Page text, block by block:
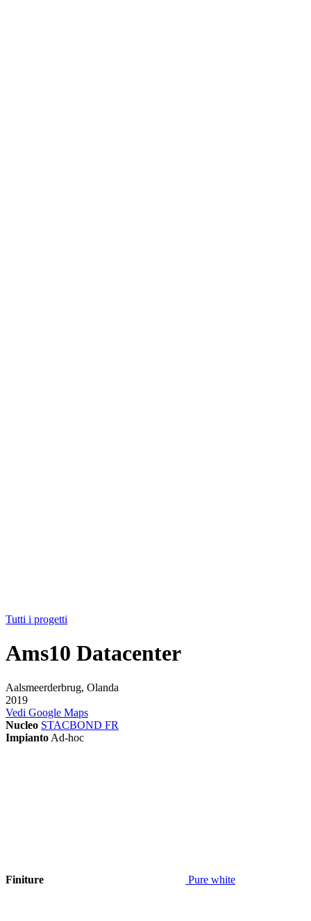
Tutti i progetti
Ams10 Datacenter
Aalsmeerderbrug, Olanda
2019
Vedi Google Maps
Nucleo STACBOND FR
Impianto Ad-hoc
Finiture Pure white